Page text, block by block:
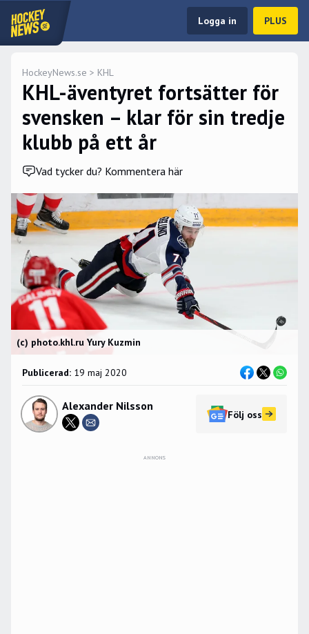
Logga in PLUS
HockeyNews.se > KHL
KHL-äventyret fortsätter för
svensken – klar för sin tredje
klubb på ett år
Vad tycker du? Kommentera här
(c) photo.khl.ru Yury Kuzmin
Publicerad: 19 maj 2020
Alexander Nilsson
Följ oss
ANNONS